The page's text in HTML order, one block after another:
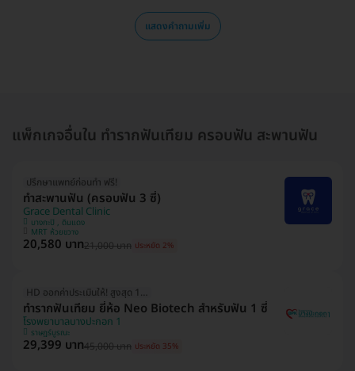
แสดงคำถามเพิ่ม
แพ็กเกจอื่นใน ทำรากฟันเทียม ครอบฟัน สะพานฟัน
ปรึกษาแพทย์ก่อนทำ ฟรี!
ทำสะพานฟัน (ครอบฟัน 3 ซี่)
Grace Dental Clinic
บางกะปิ , ดินแดง
MRT ห้วยขวาง
20,580 บาท21,000 บาท ประหยัด 2%
HD ออกค่าประเมินให้! สูงสุด 1500 บ.
ทำรากฟันเทียม ยี่ห้อ Neo Biotech สำหรับฟัน 1 ซี่
โรงพยาบาลบางปะกอก 1
ราษฎร์บูรณะ
29,399 บาท45,000 บาท ประหยัด 35%